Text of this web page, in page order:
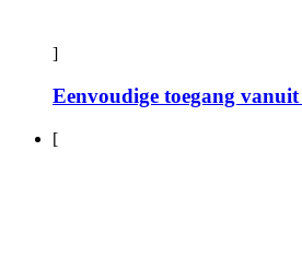
]
Eenvoudige toegang vanuit
[